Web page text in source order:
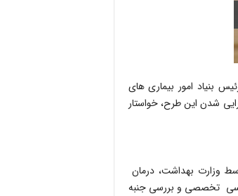
بنیاد امور بیماری های
شدن این طرح، خواستار
وزارت بهداشت، درمان
تخصصی و بررسی جنبه